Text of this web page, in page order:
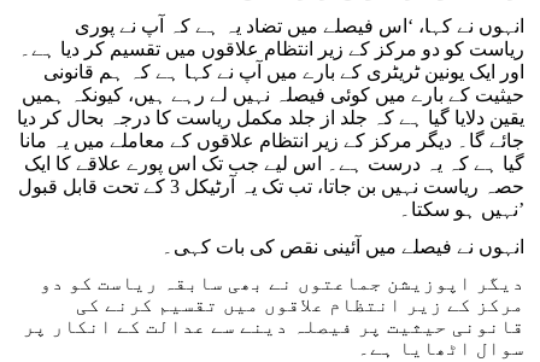
انہوں نے کہا، ‘اس فیصلے میں تضاد یہ ہے کہ آپ نے پوری
ریاست کو دو مرکز کے زیر انتظام علاقوں میں تقسیم کر دیا ہے۔
اور ایک یونین ٹریٹری کے بارے میں آپ نے کہا ہے کہ ہم قانونی
حیثیت کے بارے میں کوئی فیصلہ نہیں لے رہے ہیں، کیونکہ ہمیں
یقین دلایا گیا ہے کہ جلد از جلد مکمل ریاست کا درجہ بحال کر دیا
جائے گا۔ دیگر مرکز کے زیر انتظام علاقوں کے معاملے میں یہ مانا
گیا ہے کہ یہ درست ہے۔ اس لیے جب تک اس پورے علاقے کا ایک
حصہ ریاست نہیں بن جاتا، تب تک یہ آرٹیکل 3 کے تحت قابل قبول
نہیں ہو سکتا۔’
انہوں نے فیصلے میں آئینی نقص کی بات کہی۔
دیگر اپوزیشن جماعتوں نے بھی سابقہ ریاست کو دو
مرکز کے زیر انتظام علاقوں میں تقسیم کرنے کی
قانونی حیثیت پر فیصلہ دینے سے عدالت کے انکار پر
سوال اٹھایا ہے۔